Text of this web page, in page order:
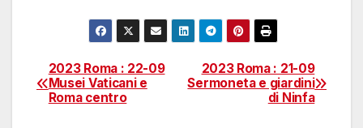
Navigazione
articoli
2023 Roma : 21-09
Sermoneta e giardini
di Ninfa
2023 Roma : 22-09
Musei Vaticani e
Roma centro